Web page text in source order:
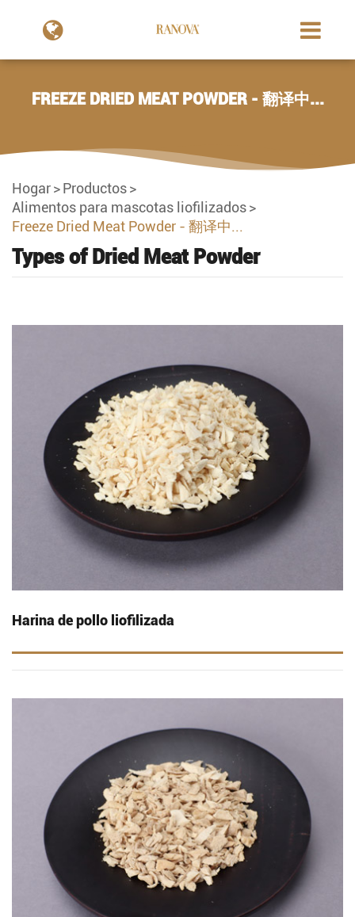
FREEZE DRIED MEAT POWDER - 翻译中...
Hogar
Productos
Alimentos para mascotas liofilizados
Freeze Dried Meat Powder - 翻译中...
Types of Dried Meat Powder
Harina de pollo liofilizada